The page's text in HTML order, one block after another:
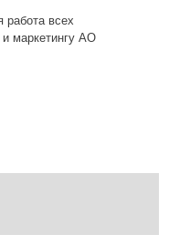
работа всех
маркетингу АО